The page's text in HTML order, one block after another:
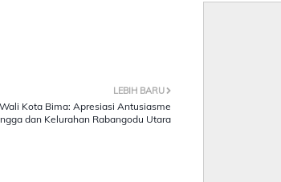
LEBIH BARU
Kota Bima: Apresiasi Antusiasme
dan Kelurahan Rabangodu Utara